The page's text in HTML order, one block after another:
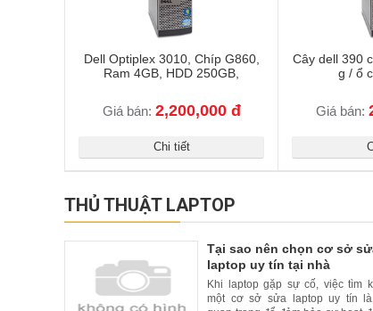
Dell Optiplex 3010, Chíp G860,
Ram 4GB, HDD 250GB,
Giá bán: 2,200,000 đ
Chi tiết
Cây dell 390
g / ổ
Giá bán:
THỦ THUẬT LAPTOP
Tại sao nên chọn cơ sở
laptop uy tín tại nhà
Khi laptop gặp sự cố, việc tìm
một cơ sở sửa laptop uy tín